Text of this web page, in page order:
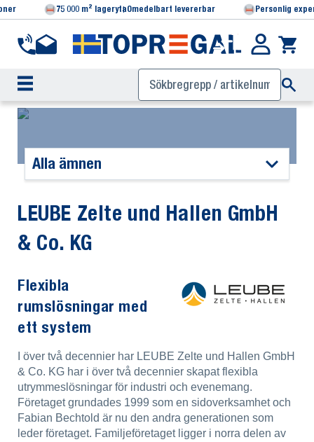
75 000 m² lagerytaOmedelbart levererbar Personlig
Alla ämnen
LEUBE Zelte und Hallen GmbH
& Co. KG
Flexibla
rumslösningar med
ett system
I över två decennier har LEUBE Zelte und Hallen GmbH
& Co. KG har i över två decennier skapat flexibla
utrymmeslösningar för industri och evenemang.
Företaget grundades 1999 som en sidoverksamhet och
Fabian Bechtold är nu den andra generationen som
leder företaget. Familjeföretaget ligger i norra delen av